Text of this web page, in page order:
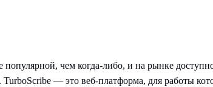
популярной, чем когда-либо, и на рынке
— это веб-платформа, для работы